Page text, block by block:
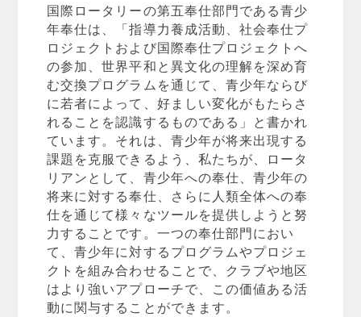
国際ロータリーの第五奉仕部門である青少
年奉仕は、「指導力養成活動、社会奉仕プ
ロジェクトおよび国際奉仕プロジェクトへ
の参加、世界平和と異文化の理解を深め育
む交換プログラムを通じて、青少年ならび
に若者によって、好ましい変化がもたらさ
れることを認識するものである」と書かれ
ています。それは、青少年が将来出現する
課題を克服できるよう、私たちが、ロータ
リアンとして、青少年への奉仕、青少年の
将来に対する奉仕、さらに人類全体への奉
仕を通じて様々なツールを提供しようと努
力することです。一つの奉仕部門におい
て、青少年に対するプログラムやプロジェ
クトを組み合わせることで、クラブや地区
はより強いアプローチで、この価値ある活
動に関与することができます。